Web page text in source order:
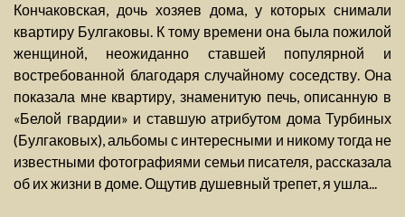
Кончаковская, дочь хозяев дома, у которых снимали
квартиру Булгаковы. К тому времени она была пожилой
женщиной, неожиданно ставшей популярной и
востребованной благодаря случайному соседству. Она
показала мне квартиру, знаменитую печь, описанную в
«Белой гвардии» и ставшую атрибутом дома Турбиных
(Булгаковых), альбомы с интересными и никому тогда не
известными фотографиями семьи писателя, рассказала
об их жизни в доме. Ощутив душевный трепет, я ушла...